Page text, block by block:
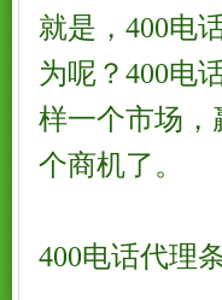
就是，400电
为呢？400电
样一个市场
个商机了。
400电话代理